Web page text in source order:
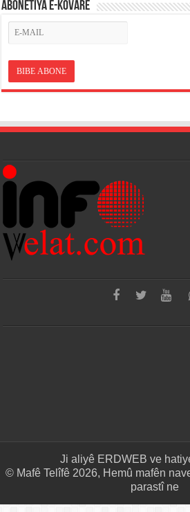
ABONETÎYA E-KOVARÊ
Ji aliyê ERDWEB ve
© Mafê Telîfê 2026, Hemû mafên
parastî ne